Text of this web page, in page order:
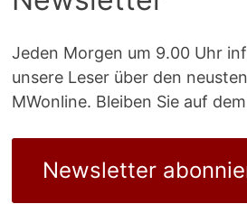
Jeden Morgen um 9.00 Uhr
unsere Leser über den
MWonline. Bleiben Sie auf
Newsletter